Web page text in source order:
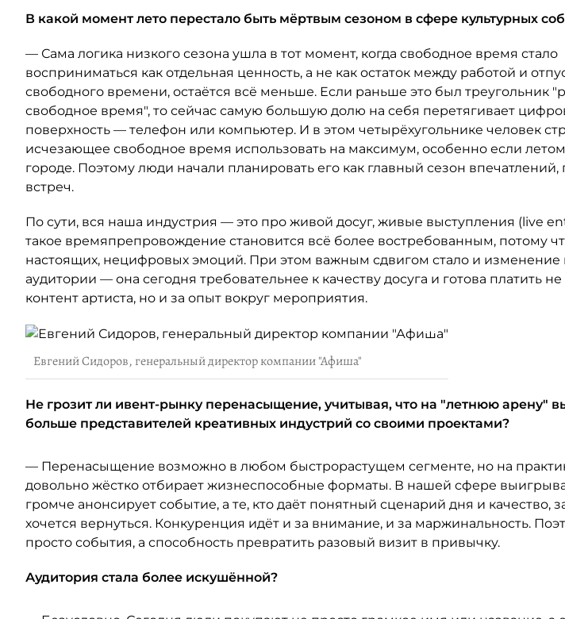
В какой момент лето перестало быть мёртвым сезоном в сфере культурных
— Сама логика низкого сезона ушла в тот момент, когда свободное время стало
восприниматься как отдельная ценность, а не как остаток между работой и
свободного времени, остаётся всё меньше. Если раньше это был треугольник
свободное время", то сейчас самую большую долю на себя перетягивает
поверхность — телефон или компьютер. И в этом четырёхугольнике человек
исчезающее свободное время использовать на максимум, особенно если летом
городе. Поэтому люди начали планировать его как главный сезон впечатлений,
встреч.
По сути, вся наша индустрия — это про живой досуг, живые выступления (live
такое времяпрепровождение становится всё более востребованным, потому
настоящих, нецифровых эмоций. При этом важным сдвигом стало и изменение
аудитории — она сегодня требовательнее к качеству досуга и готова платить не
контент артиста, но и за опыт вокруг мероприятия.
Евгений Сидоров, генеральный директор компании "Афиша"
Не грозит ли ивент-рынку перенасыщение, учитывая, что на "летнюю арену"
больше представителей креативных индустрий со своими проектами?
— Перенасыщение возможно в любом быстрорастущем сегменте, но на
довольно жёстко отбирает жизнеспособные форматы. В нашей сфере
громче анонсирует событие, а те, кто даёт понятный сценарий дня и качество,
хочется вернуться. Конкуренция идёт и за внимание, и за маржинальность.
просто события, а способность превратить разовый визит в привычку.
Аудитория стала более искушённой?